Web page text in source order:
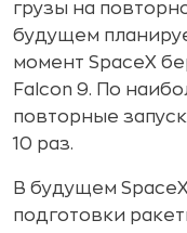
грузы на
будущем
момент SpaceX
Falcon 9. По
повторные
10 раз.
В будущем
подготовки